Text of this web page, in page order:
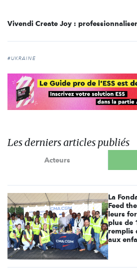
#UKRAINE
Les derniers articles publiés
Acteurs
La
Feed
leurs
plus de
remplis
aux